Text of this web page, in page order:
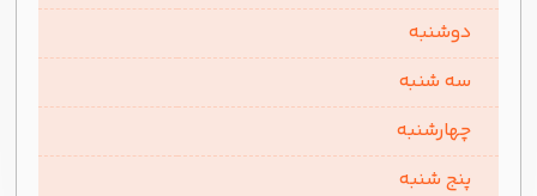
دوشنبه
سه شنبه
چهارشنبه
پنج شنبه